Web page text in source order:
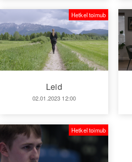
Leid
02.01.2023 12:00
Hetkel toimub
Hetkel toimub